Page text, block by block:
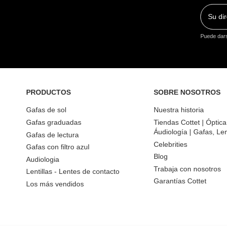
Puede
PRODUCTOS
Gafas de sol
Gafas graduadas
Gafas de lectura
Gafas con filtro azul
Audiologia
Lentillas - Lentes de contacto
Los más vendidos
SOBRE NOSOTROS
Nuestra historia
Tiendas Cottet |
Áudiología | Gafas,
Celebrities
Blog
Trabaja con nosotros
Garantías Cottet